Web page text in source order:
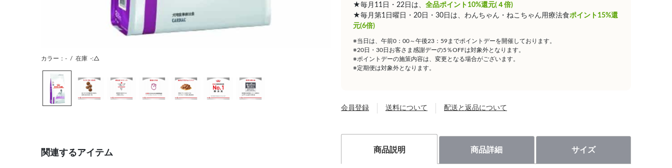
カラー：- / 在庫 -:△
関連するアイテム
★毎月11日・22日は、 全品ポイント10%還元(４倍)
★毎月第1日曜日・20日・30日は、わんちゃん・ねこちゃん用療法食ポイント15%還
元(6倍)
※当日は、午前0：00～午後23：59までポイントデーを開催しております。
※20日・30日お客さま感謝デーの5％OFFは対象外となります。
※ポイントデーの施策内容は、変更となる場合がございます。
※定期便は対象外となります。
会員登録 送料について 配送と返品について
商品説明 商品詳細 サイズ